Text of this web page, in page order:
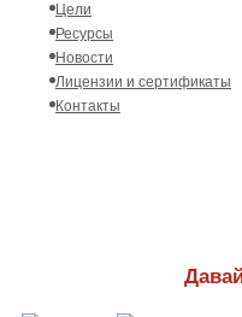
Цели
Ресурсы
Новости
Лицензии и сертификаты
Контакты